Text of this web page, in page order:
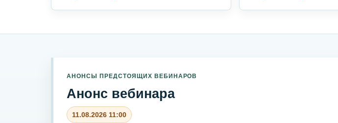
АНОНСЫ ПРЕДСТОЯЩИХ ВЕБИНАРОВ
Анонс вебинара
11.08.2026 11:00